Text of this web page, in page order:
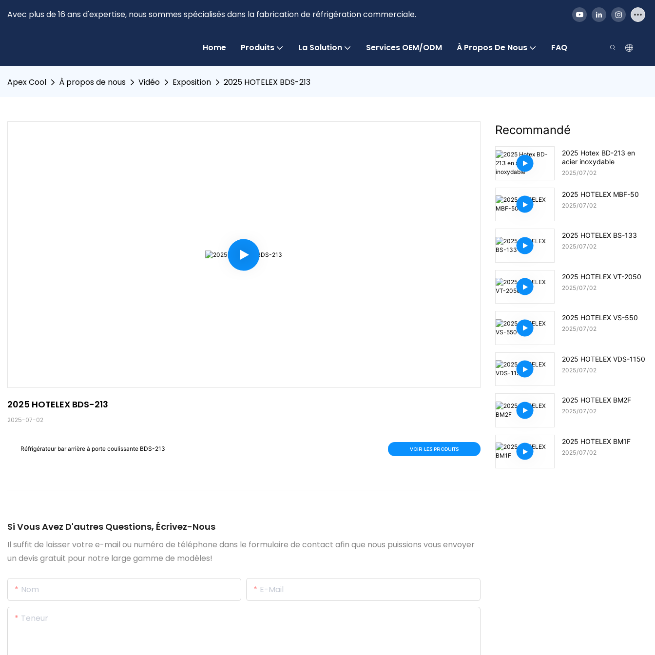
Avec plus de 16 ans d'expertise, nous sommes spécialisés dans la fabrication de réfrigération commerciale.
Home Produits La Solution Services OEM/ODM À Propos De Nous FAQ
Apex Cool À propos de nous Vidéo Exposition 2025 HOTELEX BDS-213
2025 HOTELEX BDS-213
2025-07-02
Réfrigérateur bar arrière à porte coulissante BDS-213 VOIR LES PRODUITS
Si Vous Avez D'autres Questions, Écrivez-Nous
Il suffit de laisser votre e-mail ou numéro de téléphone dans le formulaire de contact afin que nous puissions vous envoyer
un devis gratuit pour notre large gamme de modèles!
Nom E-Mail
Teneur
Recommandé
2025 Hotex BD-213 en
acier inoxydable
2025 07 02
2025 HOTELEX MBF-50
2025 07 02
2025 HOTELEX BS-133
2025 07 02
2025 HOTELEX VT-2050
2025 07 02
2025 HOTELEX VS-550
2025 07 02
2025 HOTELEX VDS-1150
2025 07 02
2025 HOTELEX BM2F
2025 07 02
2025 HOTELEX BM1F
2025 07 02